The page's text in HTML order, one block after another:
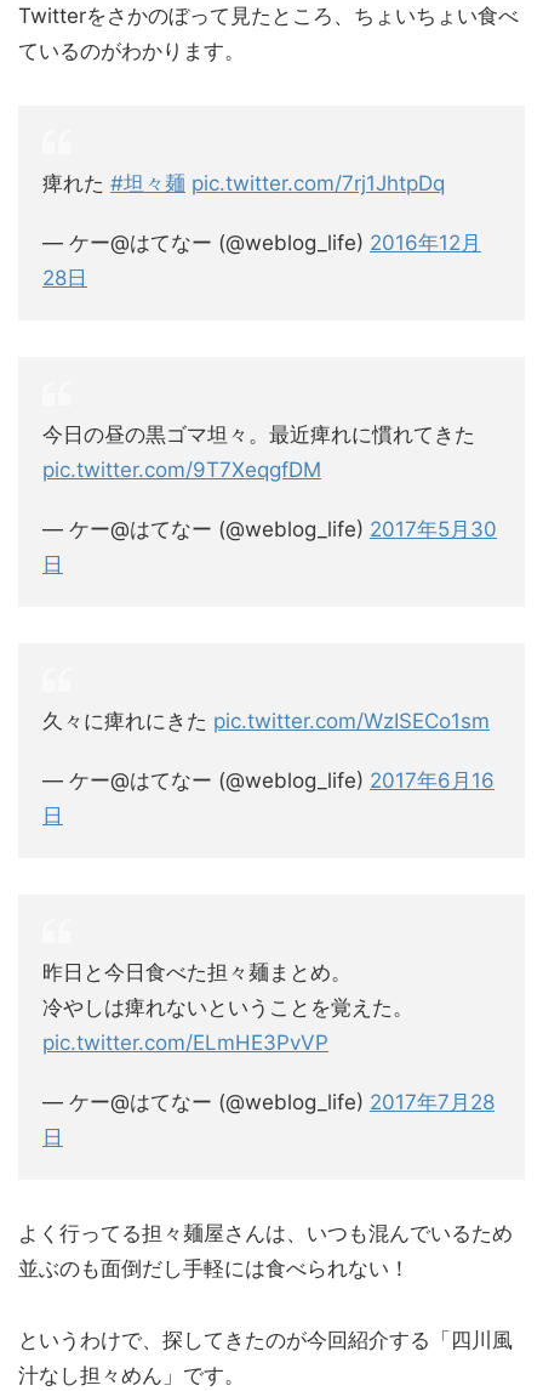
Twitterをさかのぼって見たところ、ちょいちょい食べ
ているのがわかります。
痺れた #坦々麺 pic.twitter.com/7rj1JhtpDq
— ケー@はてなー (@weblog_life) 2016年12月
28日
今日の昼の黒ゴマ坦々。最近痺れに慣れてきた
pic.twitter.com/9T7XeqgfDM
— ケー@はてなー (@weblog_life) 2017年5月30
日
久々に痺れにきた pic.twitter.com/WzISECo1sm
— ケー@はてなー (@weblog_life) 2017年6月16
日
昨日と今日食べた担々麺まとめ。
冷やしは痺れないということを覚えた。
pic.twitter.com/ELmHE3PvVP
— ケー@はてなー (@weblog_life) 2017年7月28
日
よく行ってる担々麺屋さんは、いつも混んでいるため
並ぶのも面倒だし手軽には食べられない！
というわけで、探してきたのが今回紹介する「四川風
汁なし担々めん」です。